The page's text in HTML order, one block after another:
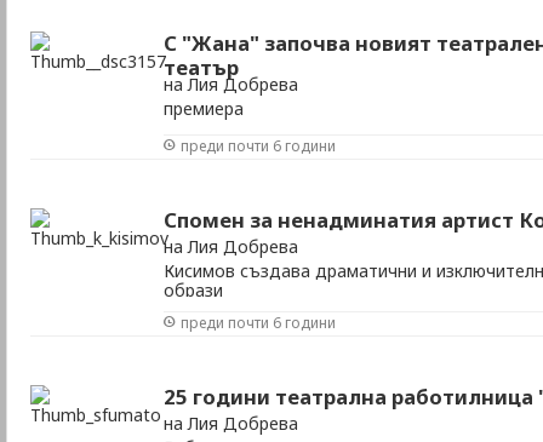
С "Жана" започва новият
театър
на Лия Добрева
премиера
преди почти 6 години
Спомен за ненадминатия артист
на Лия Добрева
Кисимов създава драматични и
образи
преди почти 6 години
25 години театрална
на Лия Добрева